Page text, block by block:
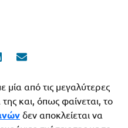
μία από τις μεγαλύτερες
και, όπως φαίνεται, το
δεν αποκλείεται να